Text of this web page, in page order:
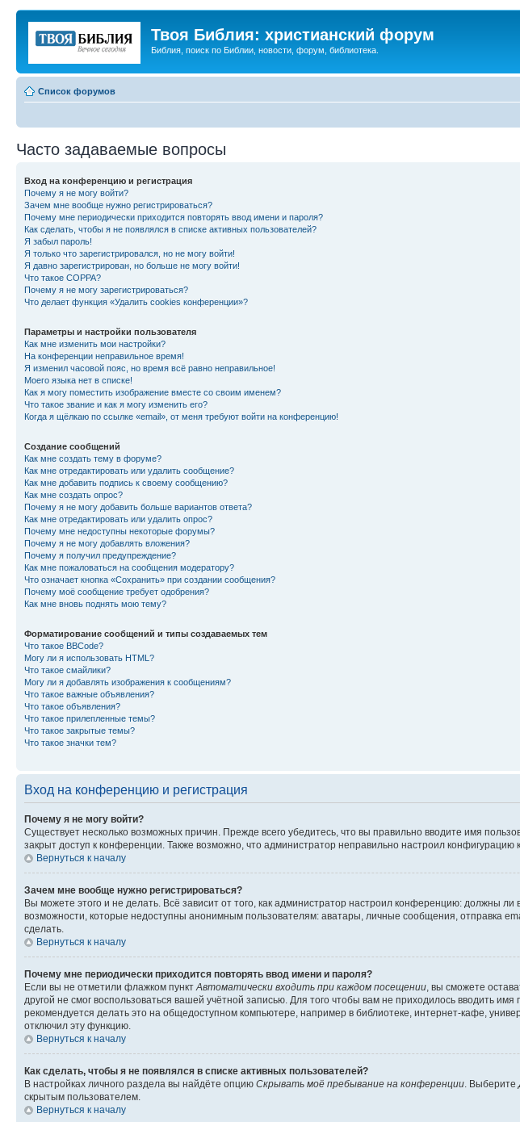
Твоя Библия: христианский форум
Библия, поиск по Библии, новости, форум, библиотека.
Список форумов
Часто задаваемые вопросы
Вход на конференцию и регистрация
Почему я не могу войти?
Зачем мне вообще нужно регистрироваться?
Почему мне периодически приходится повторять ввод имени и пароля?
Как сделать, чтобы я не появлялся в списке активных пользователей?
Я забыл пароль!
Я только что зарегистрировался, но не могу войти!
Я давно зарегистрирован, но больше не могу войти!
Что такое COPPA?
Почему я не могу зарегистрироваться?
Что делает функция «Удалить cookies конференции»?
Параметры и настройки пользователя
Как мне изменить мои настройки?
На конференции неправильное время!
Я изменил часовой пояс, но время всё равно неправильное!
Моего языка нет в списке!
Как я могу поместить изображение вместе со своим именем?
Что такое звание и как я могу изменить его?
Когда я щёлкаю по ссылке «email», от меня требуют войти на конференцию!
Создание сообщений
Как мне создать тему в форуме?
Как мне отредактировать или удалить сообщение?
Как мне добавить подпись к своему сообщению?
Как мне создать опрос?
Почему я не могу добавить больше вариантов ответа?
Как мне отредактировать или удалить опрос?
Почему мне недоступны некоторые форумы?
Почему я не могу добавлять вложения?
Почему я получил предупреждение?
Как мне пожаловаться на сообщения модератору?
Что означает кнопка «Сохранить» при создании сообщения?
Почему моё сообщение требует одобрения?
Как мне вновь поднять мою тему?
Форматирование сообщений и типы создаваемых тем
Что такое BBCode?
Могу ли я использовать HTML?
Что такое смайлики?
Могу ли я добавлять изображения к сообщениям?
Что такое важные объявления?
Что такое объявления?
Что такое прилепленные темы?
Что такое закрытые темы?
Что такое значки тем?
Вход на конференцию и регистрация
Почему я не могу войти?
Существует несколько возможных причин. Прежде всего убедитесь, что вы правильно вводите имя
закрыт доступ к конференции. Также возможно, что администратор неправильно настроил
Вернуться к началу
Зачем мне вообще нужно регистрироваться?
Вы можете этого и не делать. Всё зависит от того, как администратор настроил конференцию: должны
возможности, которые недоступны анонимным пользователям: аватары, личные сообщения, отправка
сделать.
Вернуться к началу
Почему мне периодически приходится повторять ввод имени и пароля?
Если вы не отметили флажком пункт Автоматически входить при каждом посещении , вы сможете
другой не смог воспользоваться вашей учётной записью. Для того чтобы вам не приходилось вводить
рекомендуется делать это на общедоступном компьютере, например в библиотеке, интернет-кафе,
отключил эту функцию.
Вернуться к началу
Как сделать, чтобы я не появлялся в списке активных пользователей?
В настройках личного раздела вы найдёте опцию Скрывать моё пребывание на конференции . Выберите
скрытым пользователем.
Вернуться к началу